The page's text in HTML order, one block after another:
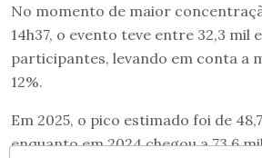
No momento de maior
14h37, o evento teve entre 32,3 mil
participantes, levando em conta a
12%.
Em 2025, o pico estimado foi de
enquanto em 2024 chegou a 73,6